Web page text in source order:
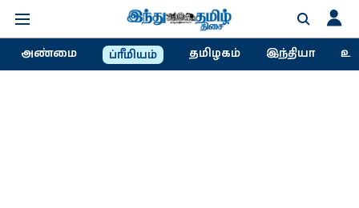
அண்மை ப்ரீமியம் தமிழகம் இந்தியா